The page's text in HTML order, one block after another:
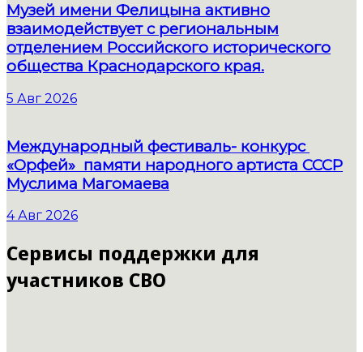
Музей имени Фелицына активно
взаимодействует с региональным
отделением Российского исторического
общества Краснодарского края.
5 Авг 2026
Международный фестиваль- конкурс
«Орфей» памяти народного артиста СССР
Муслима Магомаева
4 Авг 2026
Сервисы поддержки для
участников СВО